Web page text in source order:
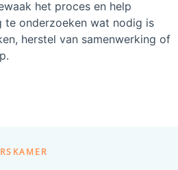
het proces en help
onderzoeken wat nodig is
herstel van samenwerking of